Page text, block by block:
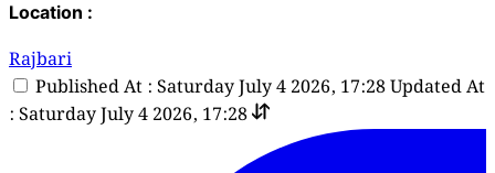
Location :
Rajbari
Published At : Saturday July 4 2026, 17:28Updated At
: Saturday July 4 2026, 17:28